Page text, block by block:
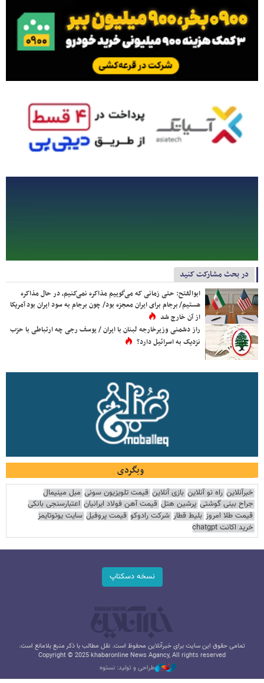
در بحث مشارکت کنید
ابوالفتح: حتی زمانی که می‌گوییم مذاکره نمی‌کنیم، در حال مذاکره
هستیم/ برجام برای ایران معجزه بود/ چون برجام به سود ایران بود آمریکا
از آن خارج شد
راز دشمنی وزیرخارجه لبنان با ایران / یوسف رجی چه ارتباطی با حزب
نزدیک به اسرائیل دارد؟
وبگردی
خبرآنلاین راه نو آنلاین بازی آنلاین قیمت تلویزیون سونی مبل مینیمال
جراح بینی گوشتی پرشین هتل قیمت آهن فولاد ایرانیان اعتبارسنجی بانکی
قیمت طلا امروز بلیط قطار شرکت رادوکو قیمت پروفیل سایت یوتوتایمز
خرید اکانت chatgpt
نسخه دسکتاپ
تمامی حقوق این سایت برای خبرآنلاین محفوظ است. نقل مطالب با ذکر منبع بلامانع است.
Copyright © 2025 khabaronline News Agancy, All rights reserved
طراحی و تولید: نستوه